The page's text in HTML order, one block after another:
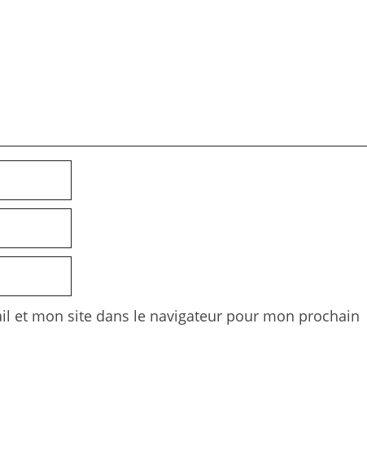
et mon site dans le navigateur pour mon prochain